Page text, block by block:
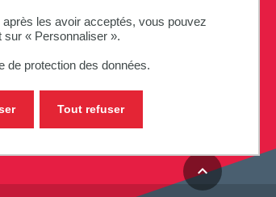
les avoir acceptés, vous pouvez
sur « Personnaliser ».
de protection des données.
Tout refuser